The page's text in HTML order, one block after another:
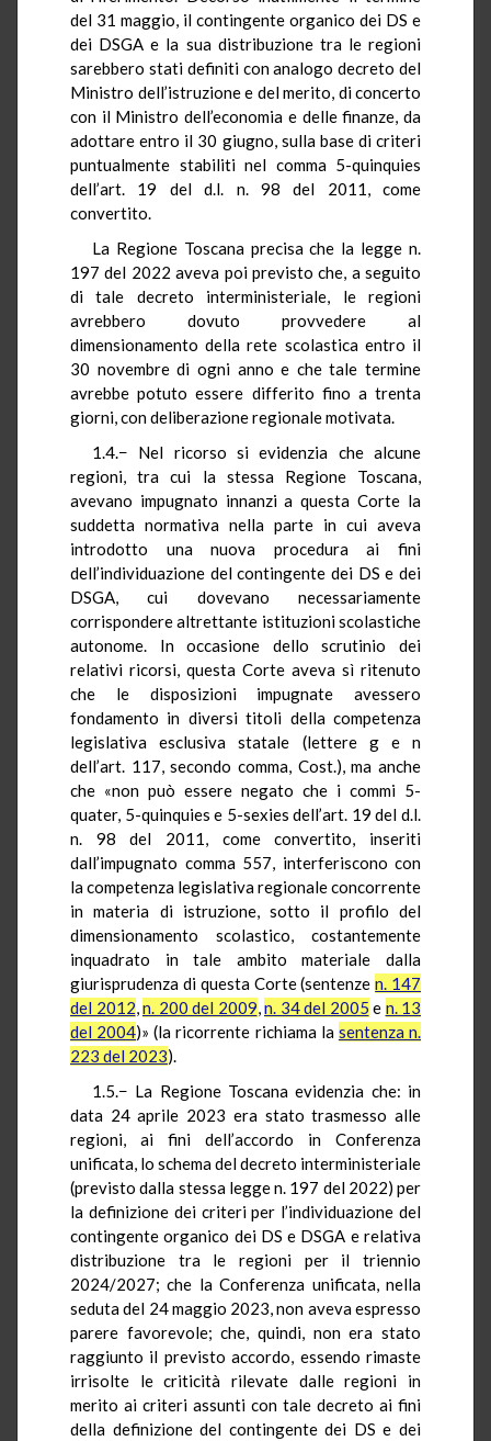
del 31 maggio, il contingente organico dei DS e
dei DSGA e la sua distribuzione tra le regioni
sarebbero stati definiti con analogo decreto del
Ministro dell’istruzione e del merito, di concerto
con il Ministro dell’economia e delle finanze, da
adottare entro il 30 giugno, sulla base di criteri
puntualmente stabiliti nel comma 5-quinquies
dell’art. 19 del d.l. n. 98 del 2011, come
convertito.
La Regione Toscana precisa che la legge n.
197 del 2022 aveva poi previsto che, a seguito
di tale decreto interministeriale, le regioni
avrebbero dovuto provvedere al
dimensionamento della rete scolastica entro il
30 novembre di ogni anno e che tale termine
avrebbe potuto essere differito fino a trenta
giorni, con deliberazione regionale motivata.
1.4.− Nel ricorso si evidenzia che alcune
regioni, tra cui la stessa Regione Toscana,
avevano impugnato innanzi a questa Corte la
suddetta normativa nella parte in cui aveva
introdotto una nuova procedura ai fini
dell’individuazione del contingente dei DS e dei
DSGA, cui dovevano necessariamente
corrispondere altrettante istituzioni scolastiche
autonome. In occasione dello scrutinio dei
relativi ricorsi, questa Corte aveva sì ritenuto
che le disposizioni impugnate avessero
fondamento in diversi titoli della competenza
legislativa esclusiva statale (lettere g e n
dell’art. 117, secondo comma, Cost.), ma anche
che «non può essere negato che i commi 5-
quater, 5-quinquies e 5-sexies dell’art. 19 del d.l.
n. 98 del 2011, come convertito, inseriti
dall’impugnato comma 557, interferiscono con
la competenza legislativa regionale concorrente
in materia di istruzione, sotto il profilo del
dimensionamento scolastico, costantemente
inquadrato in tale ambito materiale dalla
giurisprudenza di questa Corte (sentenzen. 147
del 2012,n. 200 del 2009,n. 34 del 2005 e n. 13
del 2004)» (la ricorrente richiama la sentenza n.
223 del 2023).
1.5.− La Regione Toscana evidenzia che: in
data 24 aprile 2023 era stato trasmesso alle
regioni, ai fini dell’accordo in Conferenza
unificata, lo schema del decreto interministeriale
(previsto dalla stessa legge n. 197 del 2022) per
la definizione dei criteri per l’individuazione del
contingente organico dei DS e DSGA e relativa
distribuzione tra le regioni per il triennio
2024/2027; che la Conferenza unificata, nella
seduta del 24 maggio 2023, non aveva espresso
parere favorevole; che, quindi, non era stato
raggiunto il previsto accordo, essendo rimaste
irrisolte le criticità rilevate dalle regioni in
merito ai criteri assunti con tale decreto ai fini
della definizione del contingente dei DS e dei